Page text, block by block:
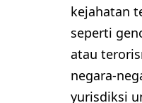
kejahatan
seperti
atau
negara-
yurisdiksi